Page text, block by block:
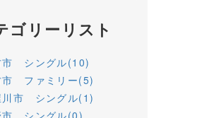
ゴリーリスト
市 シングル(10)
市 ファミリー(5)
川市 シングル(1)
市 シングル(0)